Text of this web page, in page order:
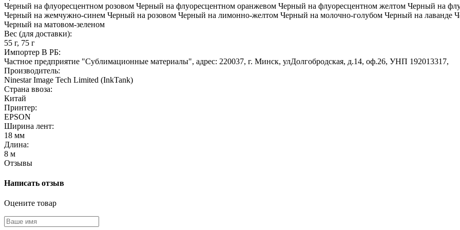
Черный на флуоресцентном розовом Черный на флуоресцентном оранжевом Черный на флуоресцентном желтом Черный на
Черный на жемчужно-синем Черный на розовом Черный на лимонно-желтом Черный на молочно-голубом Черный на лаванде
Черный на матовом-зеленом
Вес (для доставки):
55 г, 75 г
Импортер В РБ:
Частное предприятие "Сублимационные материалы", адрес: 220037, г. Минск, улДолгобродская, д.14, оф.26, УНП 192013317,
Производитель:
Ninestar Image Tech Limited (InkTank)
Страна ввоза:
Китай
Принтер:
EPSON
Ширина лент:
18 мм
Длина:
8 м
Отзывы
Написать отзыв
Оцените товар